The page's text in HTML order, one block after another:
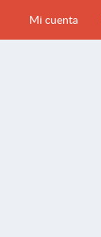
Mi cuenta